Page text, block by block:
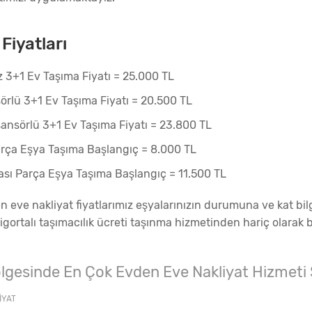
Ev Taşıma Fiyatı = 25.000 TL
3+1 Ev Taşıma Fiyatı = 20.500 TL
3+1 Ev Taşıma Fiyatı = 23.800 TL
Eşya Taşıma Başlangıç = 8.000 TL
Parça Eşya Taşıma Başlangıç = 11.500 TL
eve nakliyat fiyatlarımız eşyalarınızın durumuna ve kat
taşımacılık ücreti taşınma hizmetinden hariç olarak
En Çok Evden Eve Nakliyat Hizmeti